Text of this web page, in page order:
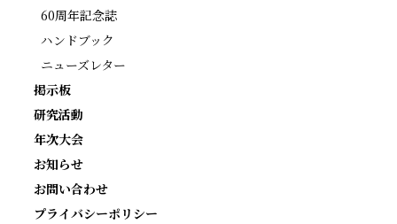
60周年記念誌
ハンドブック
ニューズレター
掲示板
研究活動
年次大会
お知らせ
お問い合わせ
プライバシーポリシー